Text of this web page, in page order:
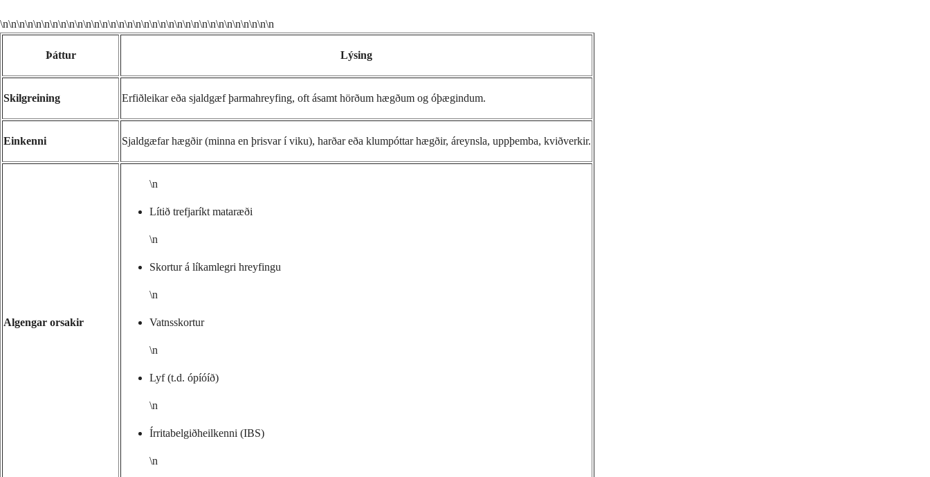
\n\n\n\n\n\n\n\n\n\n\n\n\n\n\n\n\n\n\n\n\n\n\n\n\n\n\n\n\n\n\n\n\n
Þáttur Lýsing
Skilgreining Erfiðleikar eða sjaldgæf þarmahreyfing, oft ásamt hörðum hægðum og óþægindum.
Einkenni Sjaldgæfar hægðir (minna en þrisvar í viku), harðar eða klumpóttar hægðir, áreynsla, uppþemba, kviðverkir.
Algengar orsakir
\n
Lítið trefjaríkt mataræði
\n
Skortur á líkamlegri hreyfingu
\n
Vatnsskortur
\n
Lyf (t.d. ópíóíð)
\n
Írritabelgiðheilkenni (IBS)
\n